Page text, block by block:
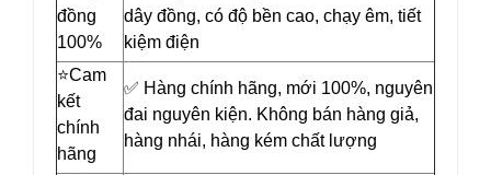
đồng
100%
dây đồng, có độ bền cao, chạy êm, tiết
kiệm điện
⭐️Cam
kết
chính
hãng
✅ Hàng chính hãng, mới 100%, nguyên
đai nguyên kiện. Không bán hàng giả,
hàng nhái, hàng kém chất lượng